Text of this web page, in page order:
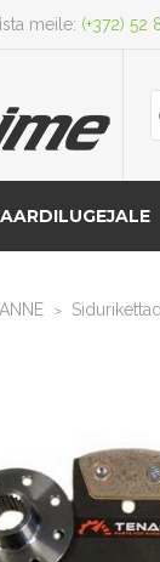
meile: (+372) 52
> Sidurikettad